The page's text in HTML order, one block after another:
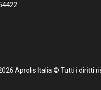
Aprolis Italia © Tutti i diritti